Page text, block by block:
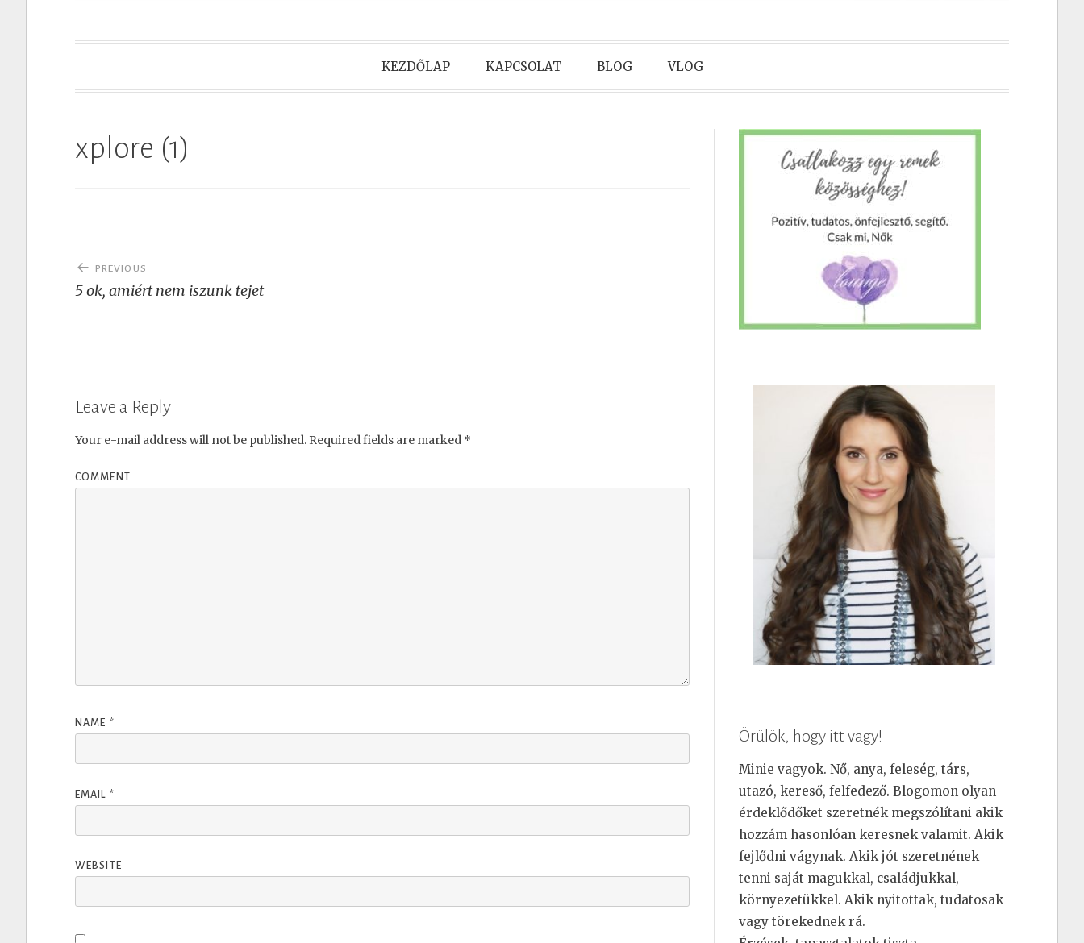
KEZDŐLAP KAPCSOLAT BLOG VLOG
xplore (1)
Post
navigation
PREVIOUS
5 ok, amiért nem iszunk tejet
Leave a Reply
Your e-mail address will not be published. Required fields are marked *
COMMENT
NAME *
EMAIL *
WEBSITE
Örülök, hogy itt vagy!
Minie vagyok. Nő, anya, feleség, társ,
utazó, kereső, felfedező. Blogomon olyan
érdeklődőket szeretnék megszólítani akik
hozzám hasonlóan keresnek valamit. Akik
fejlődni vágynak. Akik jót szeretnének
tenni saját magukkal, családjukkal,
környezetükkel. Akik nyitottak, tudatosak
vagy törekednek rá.